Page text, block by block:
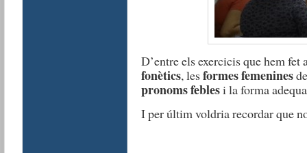
D’entre els exercicis que hem fet
fonètics, lesformes femenines
pronoms feblesi la forma
I per últim voldria recordar que